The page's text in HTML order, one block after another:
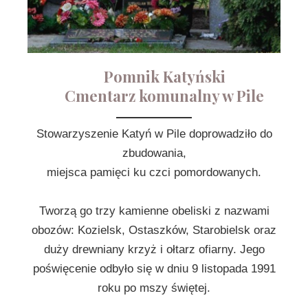
Pomnik Katyński
Cmentarz komunalny w Pile
Stowarzyszenie Katyń w Pile doprowadziło do
zbudowania,
miejsca pamięci ku czci pomordowanych.
Tworzą go trzy kamienne obeliski z nazwami
obozów: Kozielsk, Ostaszków, Starobielsk oraz
duży drewniany krzyż i ołtarz ofiarny. Jego
poświęcenie odbyło się w dniu 9 listopada 1991
roku po mszy świętej.